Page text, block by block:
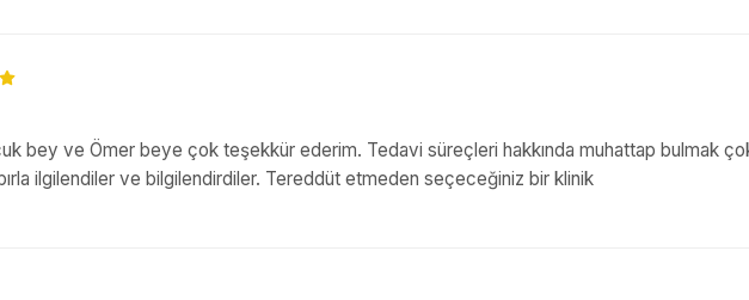
bey ve Ömer beye çok teşekkür ederim. Tedavi süreçleri hakkında muhattap bulmak
ilgilendiler ve bilgilendirdiler. Tereddüt etmeden seçeceğiniz bir klinik